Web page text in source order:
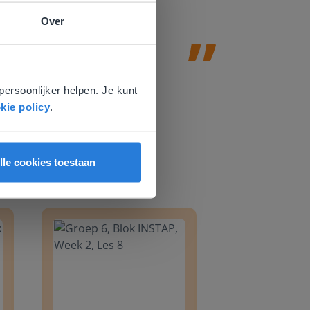
Over
helpen. Je kunt
policy.
cookies toestaan
Groep 6, Blok INSTAP, Week 2, Les 8